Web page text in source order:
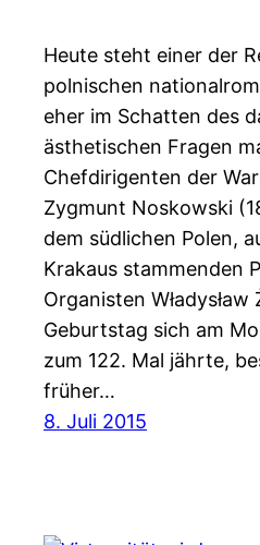
Heute steht einer der
polnischen
eher im Schatten des
ästhetischen Fragen
Chefdirigenten der
Zygmunt Noskowski
dem südlichen Polen,
Krakaus stammenden
Organisten Władysław
Geburtstag sich am
zum 122. Mal jährte,
früher…
8. Juli 2015